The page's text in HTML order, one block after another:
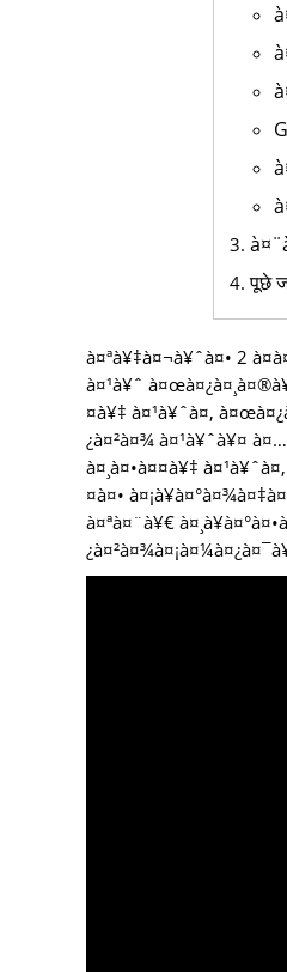
पूछे
à¤ªà¥‡à¤¬à¥ˆà¤• 2
à¤¹à¥ˆ
¤à¥‡ à¤¹à¥ˆà¤‚
¿à¤²à¤¾ à¤¹à¥ˆà¥¤
à¤¸à¤•à¤¤à¥‡
¤à¤•
à¤ªà¤¨à¥€